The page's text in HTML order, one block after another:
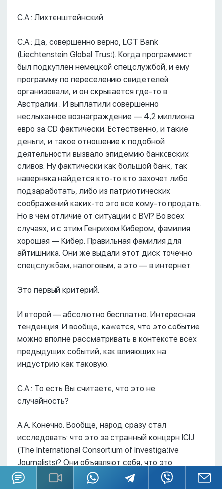
С.А.: Лихтенштейнский.
С.А.: Да, совершенно верно, LGT Bank
(Liechtenstein Global Trust). Когда программист
был подкуплен немецкой спецслужбой, и ему
программу по переселению свидетелей
организовали, и он скрывается где-то в
Австралии . И выплатили совершенно
неслыханное вознаграждение –– 4,2 миллиона
евро за CD фактически. Естественно, и такие
деньги, и такое отношение к подобной
деятельности вызвало эпидемию банковских
сливов. Ну фактически как большой банк, так
наверняка найдется кто-то кто захочет либо
подзаработать, либо из патриотических
соображений каких-то это все кому-то продать.
Но в чем отличие от ситуации с BVI? Во всех
случаях, и с этим Генрихом Кибером, фамилия
хорошая –– Кибер. Правильная фамилия для
айтишника. Они же выдали этот диск точечно
спецслужбам, налоговым, а это –– в интернет.
Это первый критерий.
И второй –– абсолютно бесплатно. Интересная
тенденция. И вообще, кажется, что это событие
можно вполне рассматривать в контексте всех
предыдущих событий, как влияющих на
индустрию как таковую.
С.А.: То есть Вы считаете, что это не
случайность?
А.А. Конечно. Вообще, народ сразу стал
исследовать: что это за странный концерн ICIJ
(The International Consortium of Investigative
Journalists)? Они объявляют себя, что это
сообщество 46 журналистов в разных странах,